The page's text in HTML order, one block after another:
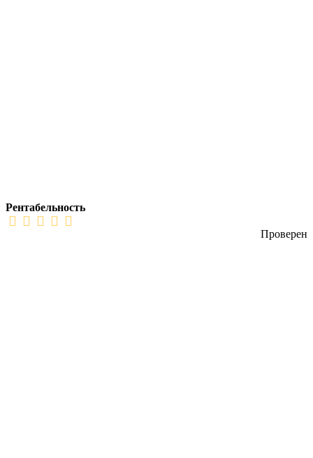
Рентабельность
Проверен